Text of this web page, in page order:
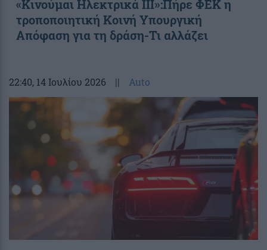
«Κινούμαι Ηλεκτρικά ΙΙΙ»:Πήρε ΦΕΚ η
τροποποιητική Κοινή Υπουργική
Απόφαση για τη δράση-Τι αλλάζει
22:40, 14 Ιουλίου 2026 || Auto